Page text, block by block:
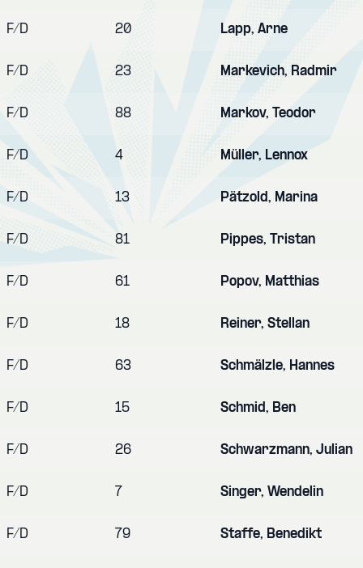
F/D 20 Lapp, Arne
F/D 23 Markevich, Radmir
F/D 88 Markov, Teodor
F/D 4 Müller, Lennox
F/D 13 Pätzold, Marina
F/D 81 Pippes, Tristan
F/D 61 Popov, Matthias
F/D 18 Reiner, Stellan
F/D 63 Schmälzle, Hannes
F/D 15 Schmid, Ben
F/D 26 Schwarzmann, Julian
F/D 7 Singer, Wendelin
F/D 79 Staffe, Benedikt